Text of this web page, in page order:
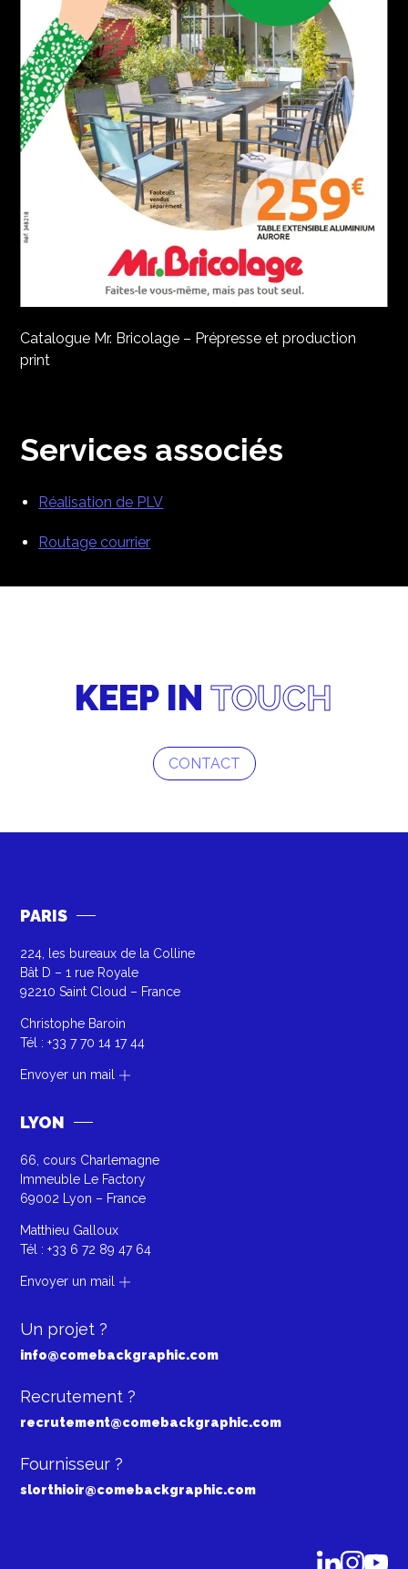
Catalogue Mr. Bricolage – Prépresse et production
print
Services associés
Réalisation de PLV
Routage courrier
KEEP IN TOUCH
CONTACT
PARIS
224, les bureaux de la Colline
Bât D – 1 rue Royale
92210 Saint Cloud – France
Christophe Baroin
Tél :+33 7 70 14 17 44
Envoyer un mail
LYON
66, cours Charlemagne
Immeuble Le Factory
69002 Lyon – France
Matthieu Galloux
Tél :+33 6 72 89 47 64
Envoyer un mail
Un projet ?
info@comebackgraphic.com
Recrutement ?
recrutement@comebackgraphic.com
Fournisseur ?
slorthioir@comebackgraphic.com